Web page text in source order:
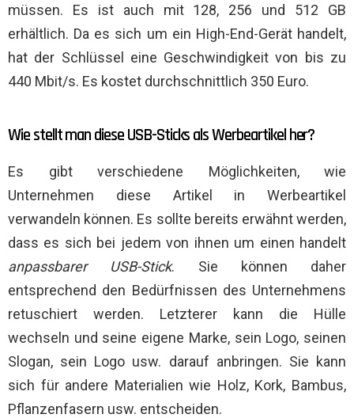
müssen. Es ist auch mit 128, 256 und 512 GB
erhältlich. Da es sich um ein High-End-Gerät handelt,
hat der Schlüssel eine Geschwindigkeit von bis zu
440 Mbit/s. Es kostet durchschnittlich 350 Euro.
Wie stellt man diese USB-Sticks als Werbeartikel her?
Es gibt verschiedene Möglichkeiten, wie
Unternehmen diese Artikel in Werbeartikel
verwandeln können. Es sollte bereits erwähnt werden,
dass es sich bei jedem von ihnen um einen handelt
anpassbarer USB-Stick. Sie können daher
entsprechend den Bedürfnissen des Unternehmens
retuschiert werden. Letzterer kann die Hülle
wechseln und seine eigene Marke, sein Logo, seinen
Slogan, sein Logo usw. darauf anbringen. Sie kann
sich für andere Materialien wie Holz, Kork, Bambus,
Pflanzenfasern usw. entscheiden.